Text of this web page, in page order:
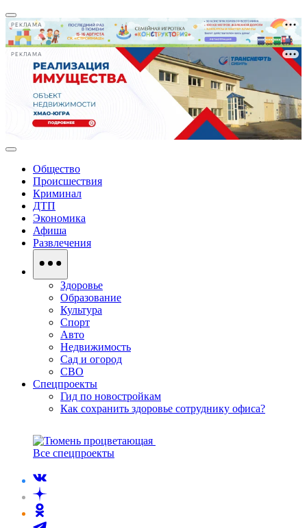
РЕКЛАМА
РЕКЛАМА
Общество
Происшествия
Криминал
ДТП
Экономика
Афиша
Развлечения
Здоровье
Образование
Культура
Спорт
Авто
Недвижимость
Сад и огород
СВО
Спецпроекты
Гид по новостройкам
Как сохранить здоровье сотруднику офиса?
Все спецпроекты